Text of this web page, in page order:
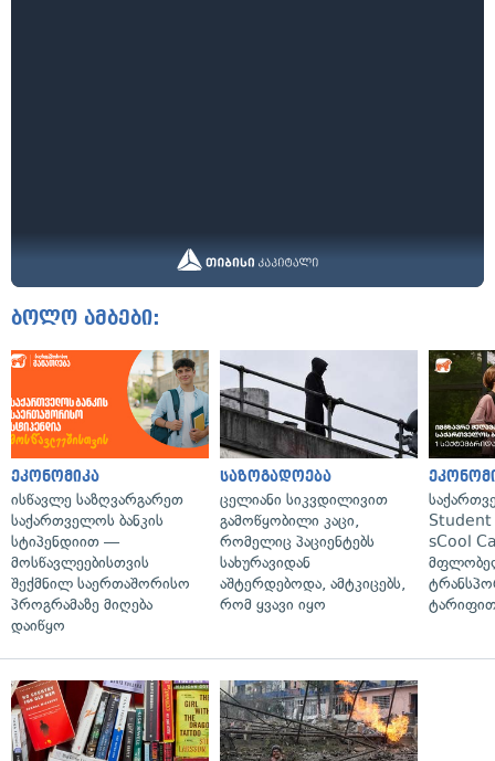
ბოლო ამბები:
ეკონომიკა
ისწავლე საზღვარგარეთ
საქართველოს ბანკის
სტიპენდიით —
მოსწავლეებისთვის
შექმნილ საერთაშორისო
პროგრამაზე მიღება
დაიწყო
საზოგადოება
ცელიანი სიკვდილივით
გამოწყობილი კაცი,
რომელიც პაციენტებს
სახურავიდან
აშტერდებოდა, ამტკიცებს,
რომ ყვავი იყო
Student
sCool